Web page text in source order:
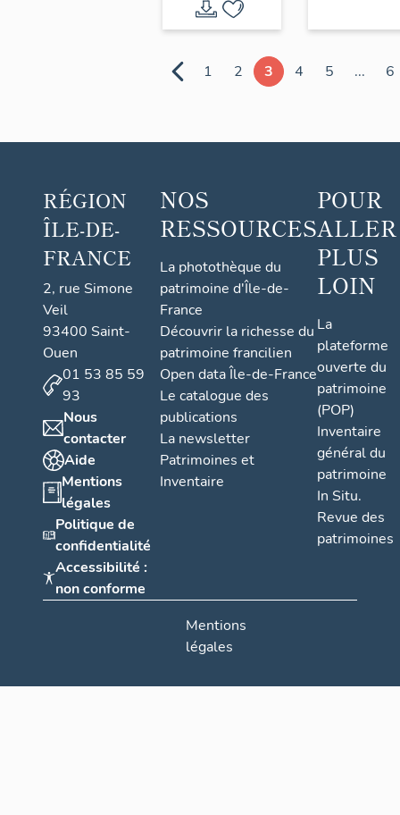
1 2 3 4 5 ... 6
RÉGION
ÎLE-DE-
FRANCE
2, rue Simone
Veil
93400 Saint-
Ouen
01 53 85 59
93
Nous
contacter
Aide
Mentions
légales
Politique de
confidentialité
Accessibilité :
non conforme
NOS
RESSOURCES
La photothèque du
patrimoine d'Île-de-
France
Découvrir la richesse du
patrimoine francilien
Open data Île-de-France
Le catalogue des
publications
La newsletter
Patrimoines et
Inventaire
POUR
ALLER
PLUS
LOIN
La
plateforme
ouverte du
patrimoine
(POP)
Inventaire
général du
patrimoine
In Situ.
Revue des
patrimoines
Mentions
légales